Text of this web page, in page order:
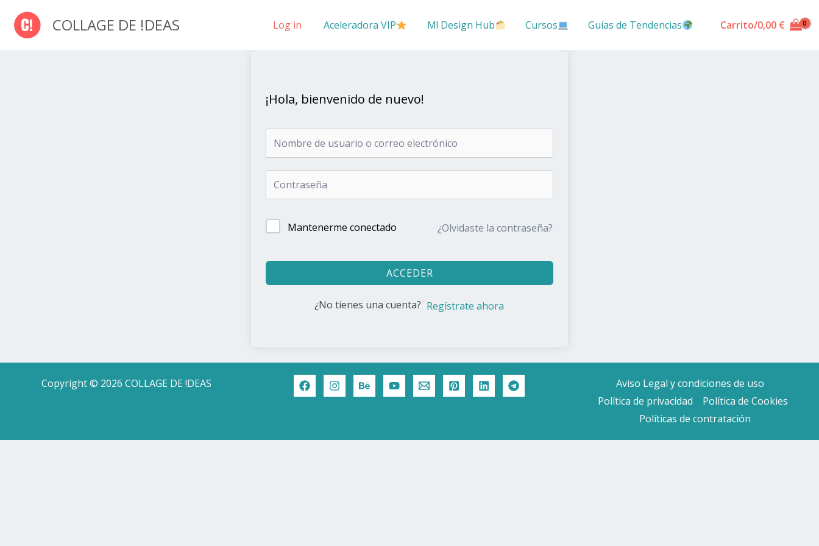
COLLAGE DE !DEAS Log in Aceleradora VIP M! Design Hub Cursos Guías de Tendencias Carrito/0,00 €
¡Hola, bienvenido de nuevo!
Mantenerme conectado ¿Olvidaste la contraseña?
ACCEDER
¿No tienes una cuenta? Regístrate ahora
Copyright © 2026 COLLAGE DE !DEAS
Aviso Legal y condiciones de uso
Política de privacidad
Política de Cookies
Políticas de contratación